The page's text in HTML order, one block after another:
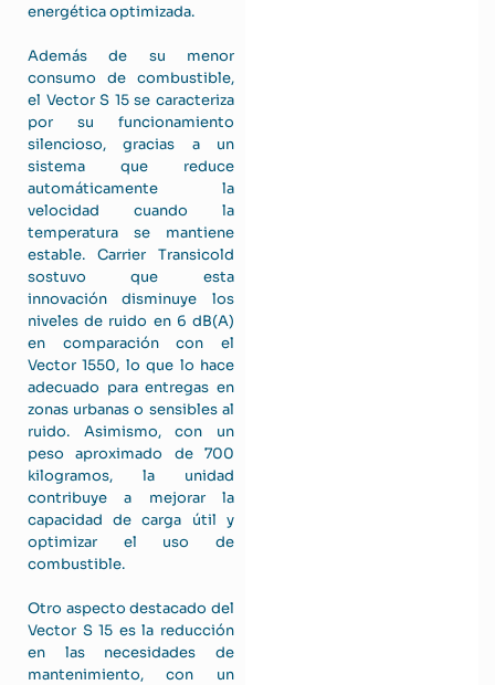
energética optimizada.
Además de su menor
consumo de combustible,
el Vector S 15 se caracteriza
por su funcionamiento
silencioso, gracias a un
sistema que reduce
automáticamente la
velocidad cuando la
temperatura se mantiene
estable. Carrier Transicold
sostuvo que esta
innovación disminuye los
niveles de ruido en 6 dB(A)
en comparación con el
Vector 1550, lo que lo hace
adecuado para entregas en
zonas urbanas o sensibles al
ruido. Asimismo, con un
peso aproximado de 700
kilogramos, la unidad
contribuye a mejorar la
capacidad de carga útil y
optimizar el uso de
combustible.
Otro aspecto destacado del
Vector S 15 es la reducción
en las necesidades de
mantenimiento, con un